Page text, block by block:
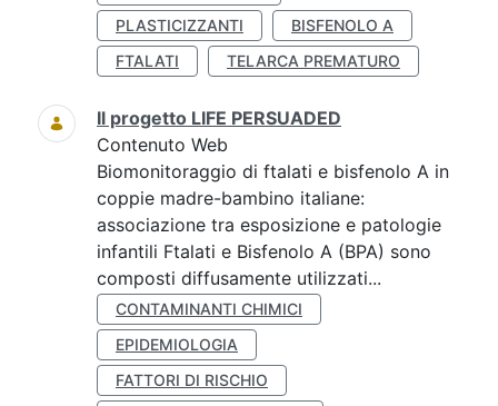
PLASTICIZZANTI
BISFENOLO A
FTALATI
TELARCA PREMATURO
Il progetto LIFE PERSUADED
Contenuto Web
Biomonitoraggio di ftalati e bisfenolo A in
coppie madre-bambino italiane:
associazione tra esposizione e patologie
infantili Ftalati e Bisfenolo A (BPA) sono
composti diffusamente utilizzati...
CONTAMINANTI CHIMICI
EPIDEMIOLOGIA
FATTORI DI RISCHIO